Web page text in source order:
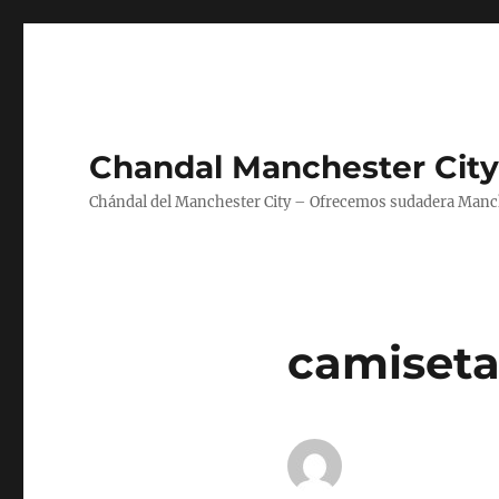
Chandal Manchester
Chándal del Manchester City – Ofrecemos sudadera